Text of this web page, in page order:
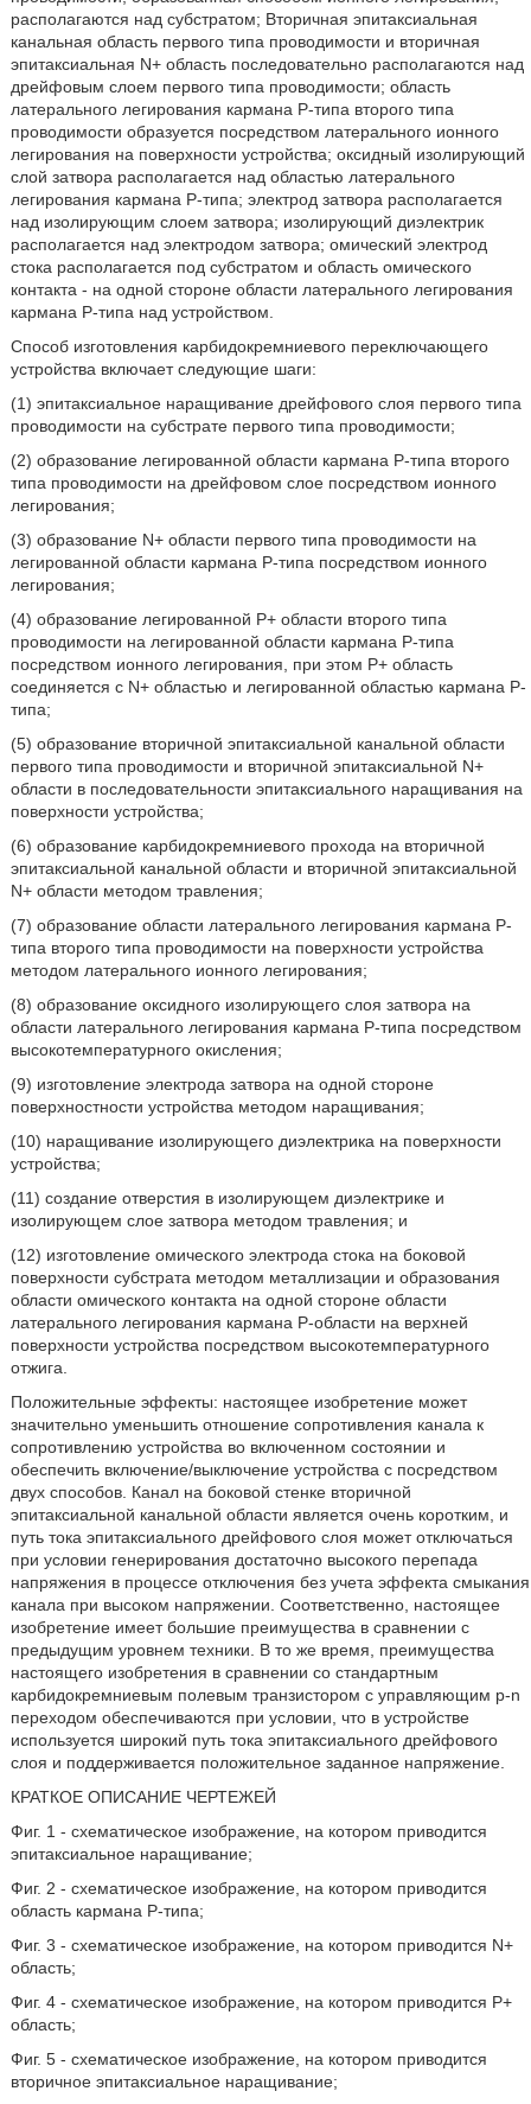
располагаются над субстратом; Вторичная эпитаксиальная
канальная область первого типа проводимости и вторичная
эпитаксиальная N+ область последовательно располагаются над
дрейфовым слоем первого типа проводимости; область
латерального легирования кармана Р-типа второго типа
проводимости образуется посредством латерального ионного
легирования на поверхности устройства; оксидный изолирующий
слой затвора располагается над областью латерального
легирования кармана Р-типа; электрод затвора располагается
над изолирующим слоем затвора; изолирующий диэлектрик
располагается над электродом затвора; омический электрод
стока располагается под субстратом и область омического
контакта - на одной стороне области латерального легирования
кармана Р-типа над устройством.
Способ изготовления карбидокремниевого переключающего
устройства включает следующие шаги:
(1) эпитаксиальное наращивание дрейфового слоя первого типа
проводимости на субстрате первого типа проводимости;
(2) образование легированной области кармана Р-типа второго
типа проводимости на дрейфовом слое посредством ионного
легирования;
(3) образование N+ области первого типа проводимости на
легированной области кармана Р-типа посредством ионного
легирования;
(4) образование легированной Р+ области второго типа
проводимости на легированной области кармана Р-типа
посредством ионного легирования, при этом Р+ область
соединяется с N+ областью и легированной областью кармана Р-
типа;
(5) образование вторичной эпитаксиальной канальной области
первого типа проводимости и вторичной эпитаксиальной N+
области в последовательности эпитаксиального наращивания на
поверхности устройства;
(6) образование карбидокремниевого прохода на вторичной
эпитаксиальной канальной области и вторичной эпитаксиальной
N+ области методом травления;
(7) образование области латерального легирования кармана Р-
типа второго типа проводимости на поверхности устройства
методом латерального ионного легирования;
(8) образование оксидного изолирующего слоя затвора на
области латерального легирования кармана Р-типа посредством
высокотемпературного окисления;
(9) изготовление электрода затвора на одной стороне
поверхностности устройства методом наращивания;
(10) наращивание изолирующего диэлектрика на поверхности
устройства;
(11) создание отверстия в изолирующем диэлектрике и
изолирующем слое затвора методом травления; и
(12) изготовление омического электрода стока на боковой
поверхности субстрата методом металлизации и образования
области омического контакта на одной стороне области
латерального легирования кармана Р-области на верхней
поверхности устройства посредством высокотемпературного
отжига.
Положительные эффекты: настоящее изобретение может
значительно уменьшить отношение сопротивления канала к
сопротивлению устройства во включенном состоянии и
обеспечить включение/выключение устройства с посредством
двух способов. Канал на боковой стенке вторичной
эпитаксиальной канальной области является очень коротким, и
путь тока эпитаксиального дрейфового слоя может отключаться
при условии генерирования достаточно высокого перепада
напряжения в процессе отключения без учета эффекта смыкания
канала при высоком напряжении. Соответственно, настоящее
изобретение имеет большие преимущества в сравнении с
предыдущим уровнем техники. В то же время, преимущества
настоящего изобретения в сравнении со стандартным
карбидокремниевым полевым транзистором с управляющим р-n
переходом обеспечиваются при условии, что в устройстве
используется широкий путь тока эпитаксиального дрейфового
слоя и поддерживается положительное заданное напряжение.
КРАТКОЕ ОПИСАНИЕ ЧЕРТЕЖЕЙ
Фиг. 1 - схематическое изображение, на котором приводится
эпитаксиальное наращивание;
Фиг. 2 - схематическое изображение, на котором приводится
область кармана Р-типа;
Фиг. 3 - схематическое изображение, на котором приводится N+
область;
Фиг. 4 - схематическое изображение, на котором приводится Р+
область;
Фиг. 5 - схематическое изображение, на котором приводится
вторичное эпитаксиальное наращивание;